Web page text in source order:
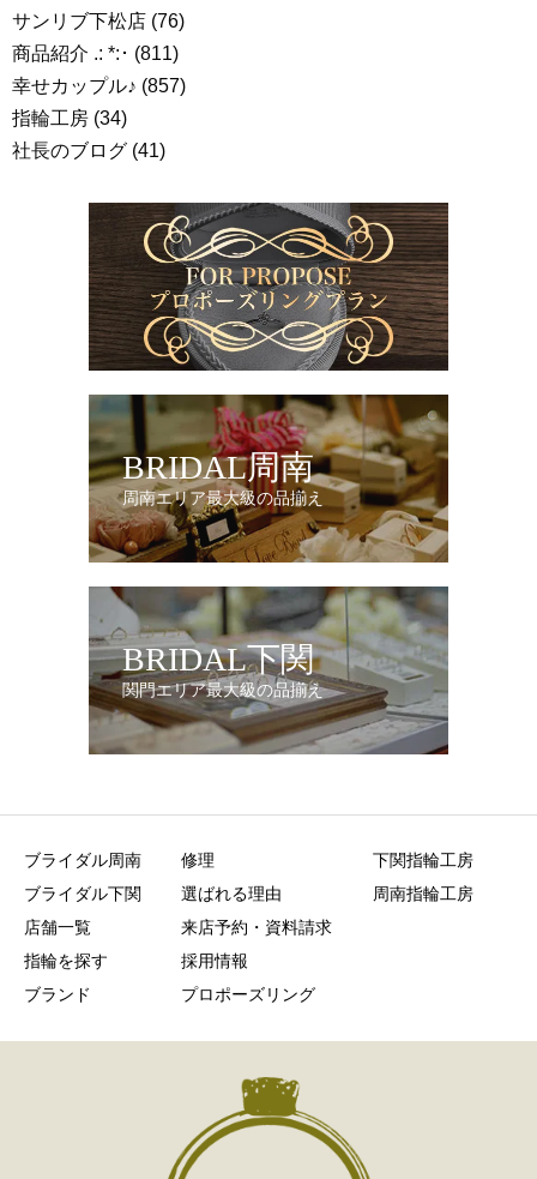
サンリブ下松店 (76)
商品紹介 .: *:･ (811)
幸せカップル♪ (857)
指輪工房 (34)
社長のブログ (41)
BRIDAL周南
周南エリア最大級の品揃え
BRIDAL下関
関門エリア最大級の品揃え
ブライダル周南
ブライダル下関
店舗一覧
指輪を探す
ブランド
修理
選ばれる理由
来店予約・資料請求
採用情報
プロポーズリング
下関指輪工房
周南指輪工房